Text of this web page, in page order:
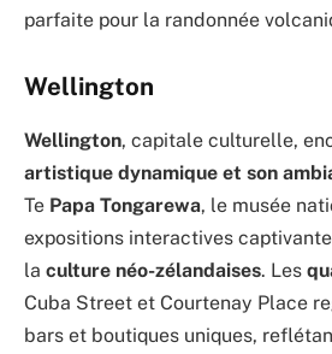
parfaite pour la randonnée
Wellington
Wellington, capitale culturelle,
artistique dynamique et son
Te Papa Tongarewa, le musée
expositions interactives
la culture néo-zélandaises. Les
Cuba Street et Courtenay Place
bars et boutiques uniques,